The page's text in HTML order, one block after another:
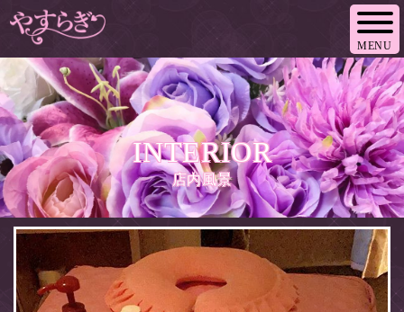
MENU
店内風景
INTERIOR